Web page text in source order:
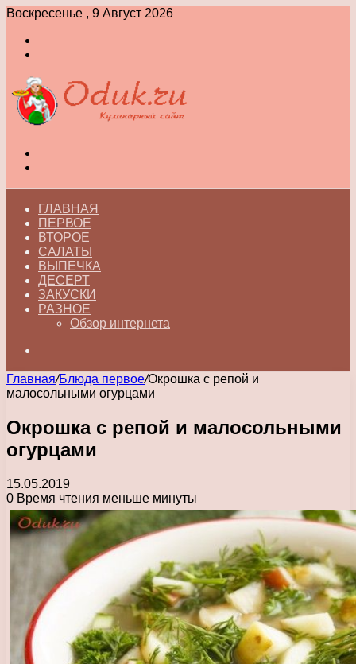
Воскресенье , 9 Август 2026
ГЛАВНАЯ
ПЕРВОЕ
ВТОРОЕ
САЛАТЫ
ВЫПЕЧКА
ДЕСЕРТ
ЗАКУСКИ
РАЗНОЕ
Обзор интернета
Главная/Блюда первое/Окрошка с репой и
малосольными огурцами
Окрошка с репой и малосольными
огурцами
15.05.2019
0 Время чтения меньше минуты